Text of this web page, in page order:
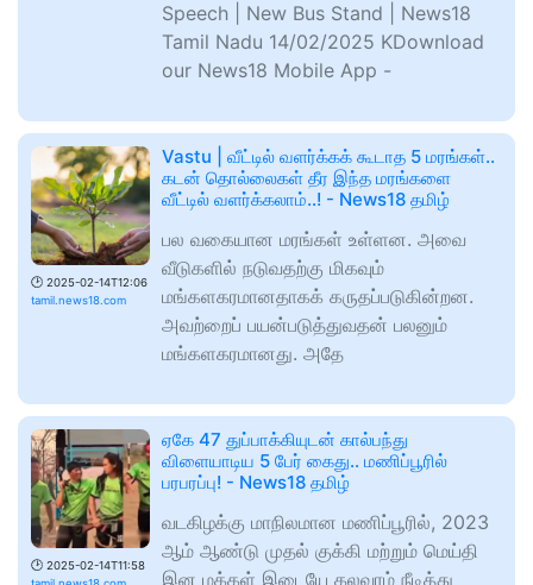
Speech | New Bus Stand | News18
Tamil Nadu 14/02/2025 KDownload
our News18 Mobile App -
🕑 2025-02-14T12:06
tamil.news18.com
Vastu | வீட்டில் வளர்க்கக் கூடாத 5 மரங்கள்..
கடன் தொல்லைகள் தீர இந்த மரங்களை
வீட்டில் வளர்க்கலாம்..! - News18 தமிழ்
பல வகையான மரங்கள் உள்ளன. அவை
வீடுகளில் நடுவதற்கு மிகவும்
மங்களகரமானதாகக் கருதப்படுகின்றன.
அவற்றைப் பயன்படுத்துவதன் பலனும்
மங்களகரமானது. அதே
🕑 2025-02-14T11:58
ஏகே 47 துப்பாக்கியுடன் கால்பந்து
விளையாடிய 5 பேர் கைது.. மணிப்பூரில்
பரபரப்பு! - News18 தமிழ்
வடகிழக்கு மாநிலமான மணிப்பூரில், 2023
ஆம் ஆண்டு முதல் குக்கி மற்றும் மெய்தி
இன மக்கள் இடையே கலவரம் நீடித்து